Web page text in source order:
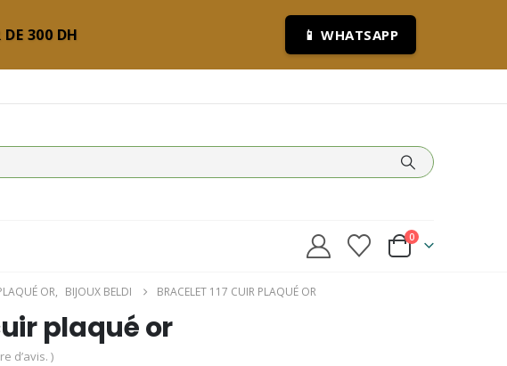
300 DH 📱 WHATSAPP
0
OR, BIJOUX BELDI BRACELET 117 CUIR PLAQUÉ OR
plaqué or
d’avis. )